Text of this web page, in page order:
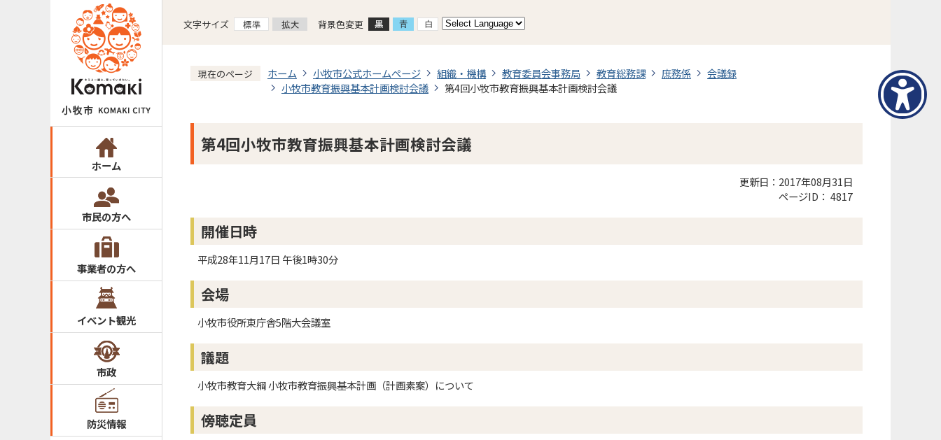
ホーム
市民の方へ
事業者の方へ
イベント観光
市政
防災情報
文字サイズ 背景色変更
現在のページ ホーム 小牧市公式ホームページ 組織・機構 教育委員会事務局 教育総務課 庶務係
会議録
小牧市教育振興基本計画検討会議
第4回小牧市教育振興基本計画検討会議
第4回小牧市教育振興基本計画検討会議
更新日：2017年08月31日
ページID： 4817
開催日時
平成28年11月17日 午後1時30分
会場
小牧市役所東庁舎5階大会議室
議題
小牧市教育大綱 小牧市教育振興基本計画（計画素案）について
傍聴定員